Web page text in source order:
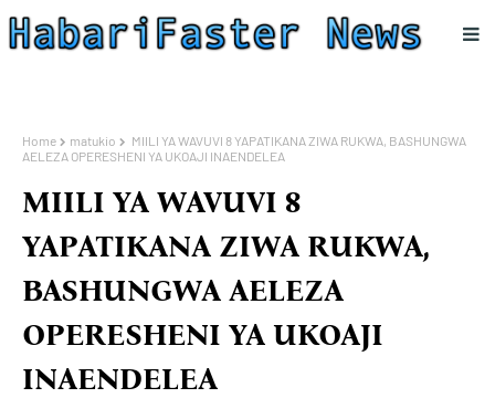
Home matukio
MIILI YA WAVUVI 8 YAPATIKANA ZIWA RUKWA, BASHUNGWA
AELEZA OPERESHENI YA UKOAJI INAENDELEA
MIILI YA WAVUVI 8
YAPATIKANA ZIWA RUKWA,
BASHUNGWA AELEZA
OPERESHENI YA UKOAJI
INAENDELEA